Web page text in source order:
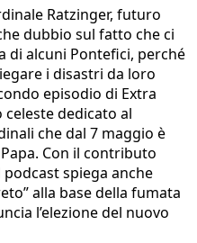
Ratzinger, futuro
dubbio sul fatto che ci
di alcuni Pontefici, perché
i disastri da loro
episodio di Extra
celeste dedicato al
che dal 7 maggio è
Con il contributo
spiega anche
alla base della fumata
l’elezione del nuovo